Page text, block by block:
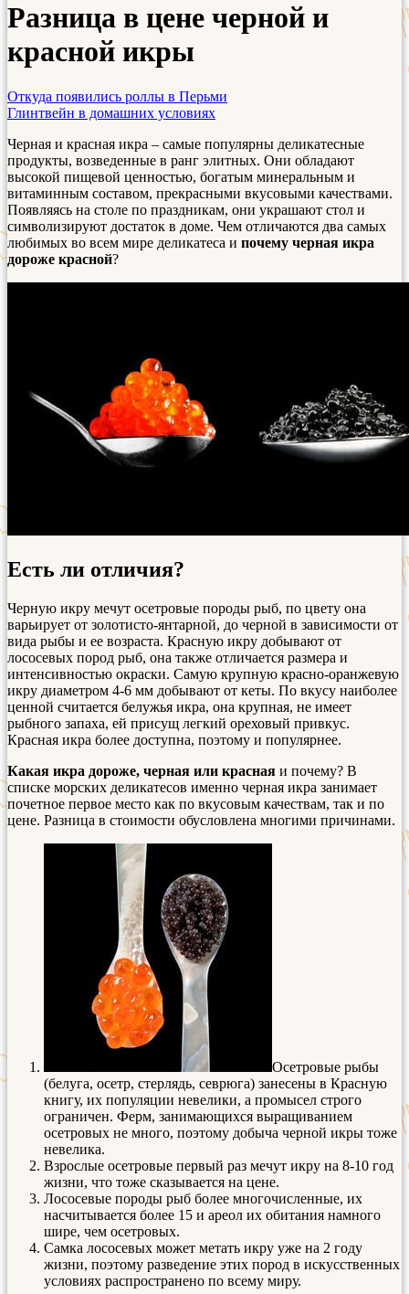
Разница в цене черной и
красной икры
Откуда появились роллы в Перьми
Глинтвейн в домашних условиях
Черная и красная икра – самые популярны деликатесные
продукты, возведенные в ранг элитных. Они обладают
высокой пищевой ценностью, богатым минеральным и
витаминным составом, прекрасными вкусовыми качествами.
Появляясь на столе по праздникам, они украшают стол и
символизируют достаток в доме. Чем отличаются два самых
любимых во всем мире деликатеса и почему черная икра
дороже красной?
Есть ли отличия?
Черную икру мечут осетровые породы рыб, по цвету она
варьирует от золотисто-янтарной, до черной в зависимости от
вида рыбы и ее возраста. Красную икру добывают от
лососевых пород рыб, она также отличается размера и
интенсивностью окраски. Самую крупную красно-оранжевую
икру диаметром 4-6 мм добывают от кеты. По вкусу наиболее
ценной считается белужья икра, она крупная, не имеет
рыбного запаха, ей присущ легкий ореховый привкус.
Красная икра более доступна, поэтому и популярнее.
Какая икра дороже, черная или красная и почему? В
списке морских деликатесов именно черная икра занимает
почетное первое место как по вкусовым качествам, так и по
цене. Разница в стоимости обусловлена многими причинами.
Осетровые рыбы
(белуга, осетр, стерлядь, севрюга) занесены в Красную
книгу, их популяции невелики, а промысел строго
ограничен. Ферм, занимающихся выращиванием
осетровых не много, поэтому добыча черной икры тоже
невелика.
Взрослые осетровые первый раз мечут икру на 8-10 год
жизни, что тоже сказывается на цене.
Лососевые породы рыб более многочисленные, их
насчитывается более 15 и ареол их обитания намного
шире, чем осетровых.
Самка лососевых может метать икру уже на 2 году
жизни, поэтому разведение этих пород в искусственных
условиях распространено по всему миру.